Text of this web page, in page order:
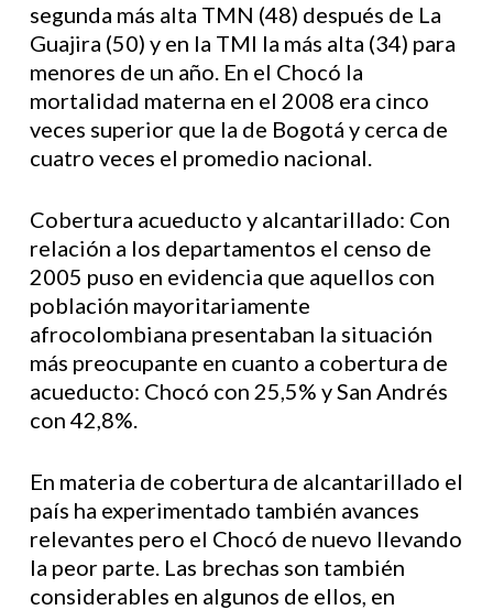
segunda más alta TMN (48) después de La
Guajira (50) y en la TMI la más alta (34) para
menores de un año. En el Chocó la
mortalidad materna en el 2008 era cinco
veces superior que la de Bogotá y cerca de
cuatro veces el promedio nacional.
Cobertura acueducto y alcantarillado: Con
relación a los departamentos el censo de
2005 puso en evidencia que aquellos con
población mayoritariamente
afrocolombiana presentaban la situación
más preocupante en cuanto a cobertura de
acueducto: Chocó con 25,5% y San Andrés
con 42,8%.
En materia de cobertura de alcantarillado el
país ha experimentado también avances
relevantes pero el Chocó de nuevo llevando
la peor parte. Las brechas son también
considerables en algunos de ellos, en